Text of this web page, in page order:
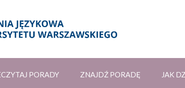
PORADY ZNAJDŹ PORADĘ JAK